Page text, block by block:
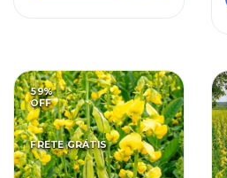
59%
OFF
FRETE GRÁTIS